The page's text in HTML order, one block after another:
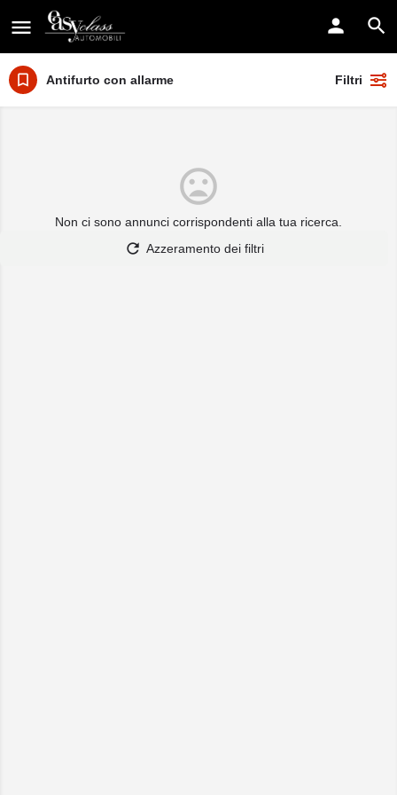
Antifurto con allarme Filtri
Non ci sono annunci corrispondenti alla tua ricerca.
Azzeramento dei filtri